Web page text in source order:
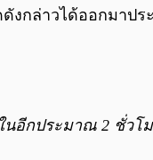
ดังกล่าวได้ออกมา
นอีกประมาณ 2 ชั่ว